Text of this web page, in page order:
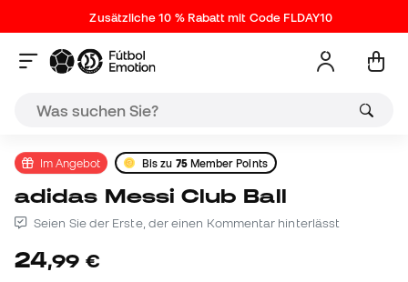
Zusätzliche 10 % Rabatt mit Code FLDAY10
Im Angebot Bis zu 75Member Points
adidas Messi Club Ball
Seien Sie der Erste, der einen Kommentar hinterlässt
24,99 €